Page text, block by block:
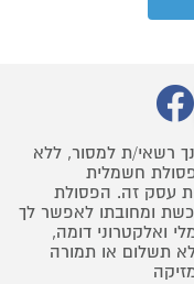
רשאי/ת למסור, ללא
חשמלית
עסק זה. הפסולת
ומחובתו לאפשר לך
ואלקטרוני דומה,
תשלום או תמורה